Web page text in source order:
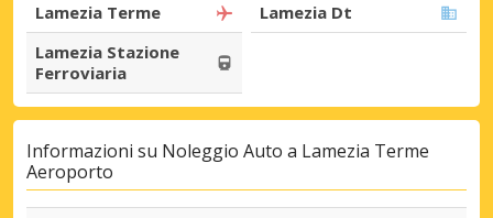
Lamezia Terme
Lamezia Dt
Lamezia Stazione
Ferroviaria
Informazioni su Noleggio Auto a Lamezia Terme
Aeroporto